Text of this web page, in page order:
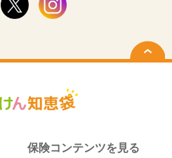
保険コンテンツを見る